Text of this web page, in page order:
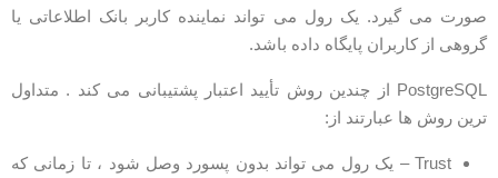
می گیرد. یک رول می تواند نماینده کاربر بانک اطلاعاتی یا
از کاربران پایگاه داده باشد.
PostgreSQL از چندین روش تأیید اعتبار پشتیبانی می کند . متداول
روش ها عبارتند از:
Trust – یک رول می تواند بدون پسورد وصل شود ، تا زمانی که